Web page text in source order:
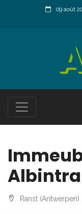
09 août
Albintra
Ranst (Antwerpen)